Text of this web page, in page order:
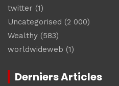
twitter (1)
Uncategorised (2 000)
Wealthy (583)
worldwideweb (1)
Derniers Articles